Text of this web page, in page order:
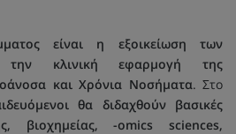
είναι η εξοικείωση των
την κλινική εφαρμογή της
και Χρόνια Νοσήματα. Στο
θα διδαχθούν βασικές
βιοχημείας, -omics sciences,